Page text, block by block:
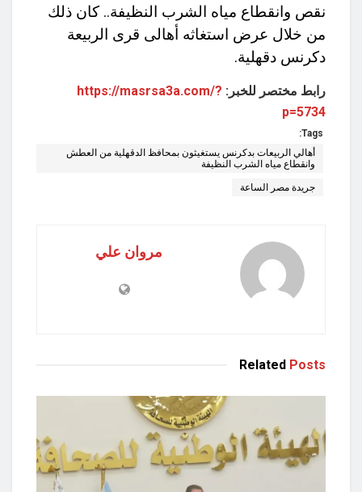
نقص وانقطاع مياه الشرب النظيفة.. كان ذلك
من خلال عرض استغاثه أهالى قرى الربيعة
دكرنس دقهلية.
رابط مختصر للخبر: https://masrsa3a.com/?
p=5734
Tags:
أهالي الربيعات بدكرنس يستغيثون بمحافظ الدقهلية من العطش
وانقطاع مياه الشرب النظيفة
جريدة مصر الساعة
مروان علي
Related Posts